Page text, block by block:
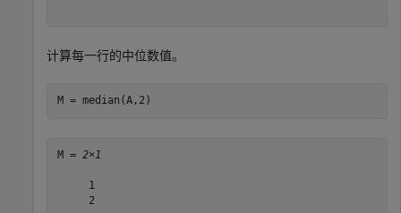
计算每一行的中位数值。
M = median(A,2)
M = 2×1
     1
     2